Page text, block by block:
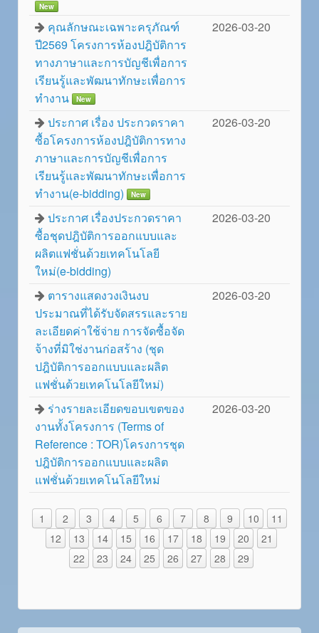
New
คุณลักษณะเฉพาะครุภัณฑ์
ปี2569 โครงการห้องปฎิบัติการ
ทางภาษาและการบัญชีเพื่อการ
เรียนรู้และพัฒนาทักษะเพื่อการ
ทำงาน
New
2026-03-20
ประกาศ เรื่อง ประกวดราคา
ซื้อโครงการห้องปฎิบัติการทาง
ภาษาและการบัญชีเพื่อการ
เรียนรู้และพัฒนาทักษะเพื่อการ
ทำงาน(e-bidding)
New
2026-03-20
ประกาศ เรื่องประกวดราคา
ซื้อชุดปฎิบัติการออกแบบและ
ผลิตแฟชั่นด้วยเทคโนโลยี
ใหม่(e-bidding)
2026-03-20
ตารางแสดงวงเงินงบ
ประมาณที่ได้รับจัดสรรและราย
ละเอียดค่าใช้จ่าย การจัดซื้อจัด
จ้างที่มิใช่งานก่อสร้าง (ชุด
ปฎิบัติการออกแบบและผลิต
แฟชั่นด้วยเทคโนโลยีใหม่)
2026-03-20
ร่างรายละเอียดขอบเขตของ
งานทั้งโครงการ (Terms of
Reference : TOR)โครงการชุด
ปฎิบัติการออกแบบและผลิต
แฟชั่นด้วยเทคโนโลยีใหม่
2026-03-20
1 2 3 4 5 6 7 8 9 10
11
12
13 14 15 16 17 18 19 20
21
22
23 24 25 26 27 28 29